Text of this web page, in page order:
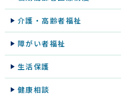
介護・高齢者福祉
障がい者福祉
生活保護
健康相談